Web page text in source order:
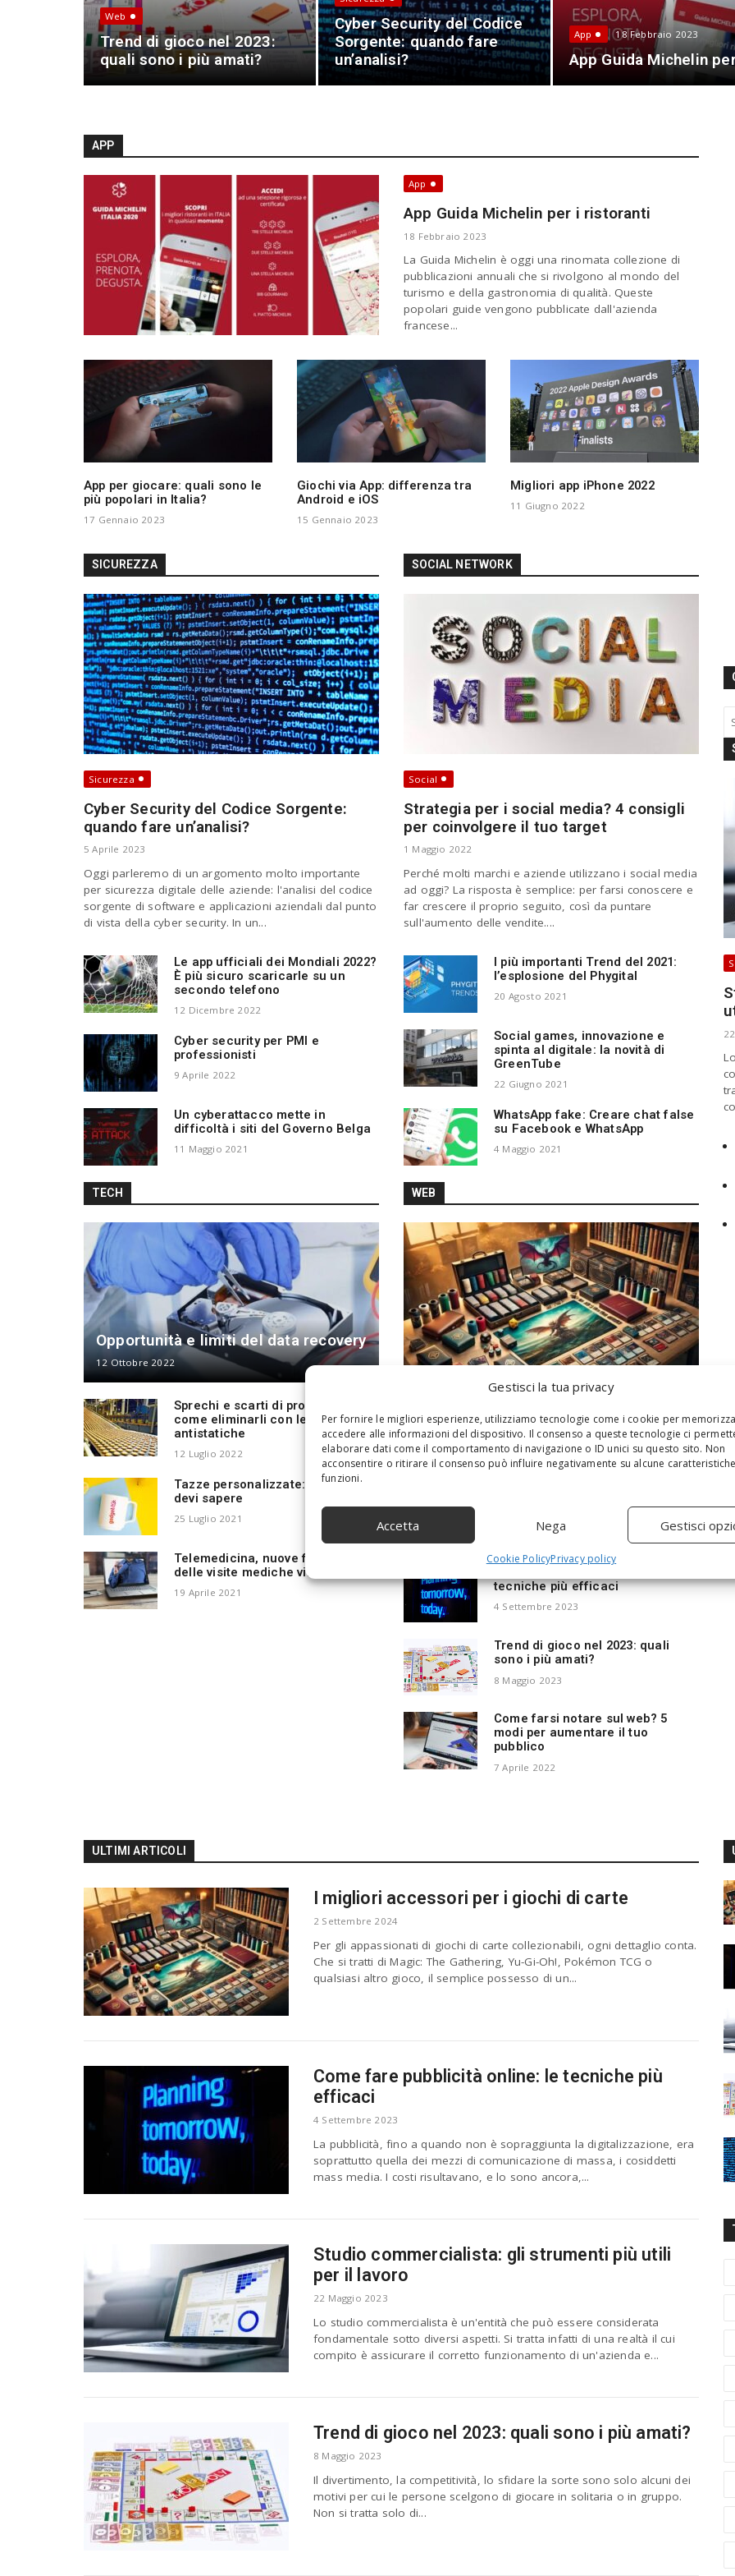
Gestisci la tua privacy
Per fornire le migliori esperienze, utilizziamo tecnologie come i cookie per
accedere alle informazioni del dispositivo. Il consenso a queste tecnologie ci
elaborare dati come il comportamento di navigazione o ID unici su questo sito. Non
acconsentire o ritirare il consenso può influire negativamente su alcune
funzioni.
Accetta Nega Gestisci
Cookie PolicyPrivacy policy
Web
Trend di gioco nel 2023:
quali sono i più amati?
Cyber Security del Codice
Sorgente: quando fare
un’analisi?
App 18 Febbraio 2023
App Guida Michelin
APP
App
App Guida Michelin per i ristoranti
18 Febbraio 2023
La Guida Michelin è oggi una rinomata collezione di
pubblicazioni annuali che si rivolgono al mondo del
turismo e della gastronomia di qualità. Queste
popolari guide vengono pubblicate dall'azienda
francese...
App per giocare: quali sono le
più popolari in Italia?
17 Gennaio 2023
Giochi via App: differenza tra
Android e iOS
15 Gennaio 2023
Migliori app iPhone 2022
11 Giugno 2022
SICUREZZA
Sicurezza
Cyber Security del Codice Sorgente:
quando fare un’analisi?
5 Aprile 2023
Oggi parleremo di un argomento molto importante
per sicurezza digitale delle aziende: l'analisi del codice
sorgente di software e applicazioni aziendali dal punto
di vista della cyber security. In un...
Le app ufficiali dei Mondiali 2022?
È più sicuro scaricarle su un
secondo telefono
12 Dicembre 2022
Cyber security per PMI e
professionisti
9 Aprile 2022
Un cyberattacco mette in
difficoltà i siti del Governo Belga
11 Maggio 2021
TECH
Opportunità e limiti del data recovery
12 Ottobre 2022
Sprechi e scarti di produzione:
come eliminarli con le barre
antistatiche
12 Luglio 2022
Tazze personalizzate: quello che
devi sapere
25 Luglio 2021
Telemedicina, nuove frontiere
delle visite mediche virtuali
19 Aprile 2021
SOCIAL NETWORK
Social
Strategia per i social media? 4 consigli
per coinvolgere il tuo target
1 Maggio 2022
Perché molti marchi e aziende utilizzano i social media
ad oggi? La risposta è semplice: per farsi conoscere e
far crescere il proprio seguito, così da puntare
sull'aumento delle vendite....
I più importanti Trend del 2021:
l’esplosione del Phygital
20 Agosto 2021
Social games, innovazione e
spinta al digitale: la novità di
GreenTube
22 Giugno 2021
WhatsApp fake: Creare chat false
su Facebook e WhatsApp
4 Maggio 2021
WEB
I migliori accessori per i giochi di carte
2 Settembre 2024
gioco, il semplice possesso di un...
tecniche più efficaci
4 Settembre 2023
Trend di gioco nel 2023: quali
sono i più amati?
8 Maggio 2023
Come farsi notare sul web? 5
modi per aumentare il tuo
pubblico
7 Aprile 2022
r
n
h
i
t
n
e
r
.
.
ULTIMI ARTICOLI
I migliori accessori per i giochi di carte
2 Settembre 2024
Per gli appassionati di giochi di carte collezionabili, ogni dettaglio conta.
Che si tratti di Magic: The Gathering, Yu-Gi-Oh!, Pokémon TCG o
qualsiasi altro gioco, il semplice possesso di un...
Come fare pubblicità online: le tecniche più
efficaci
4 Settembre 2023
La pubblicità, fino a quando non è sopraggiunta la digitalizzazione, era
soprattutto quella dei mezzi di comunicazione di massa, i cosiddetti
mass media. I costi risultavano, e lo sono ancora,...
Studio commercialista: gli strumenti più utili
per il lavoro
22 Maggio 2023
Lo studio commercialista è un'entità che può essere considerata
fondamentale sotto diversi aspetti. Si tratta infatti di una realtà il cui
compito è assicurare il corretto funzionamento di un'azienda e...
Trend di gioco nel 2023: quali sono i più amati?
8 Maggio 2023
Il divertimento, la competitività, lo sfidare la sorte sono solo alcuni dei
motivi per cui le persone scelgono di giocare in solitaria o in gruppo.
Non si tratta solo di...